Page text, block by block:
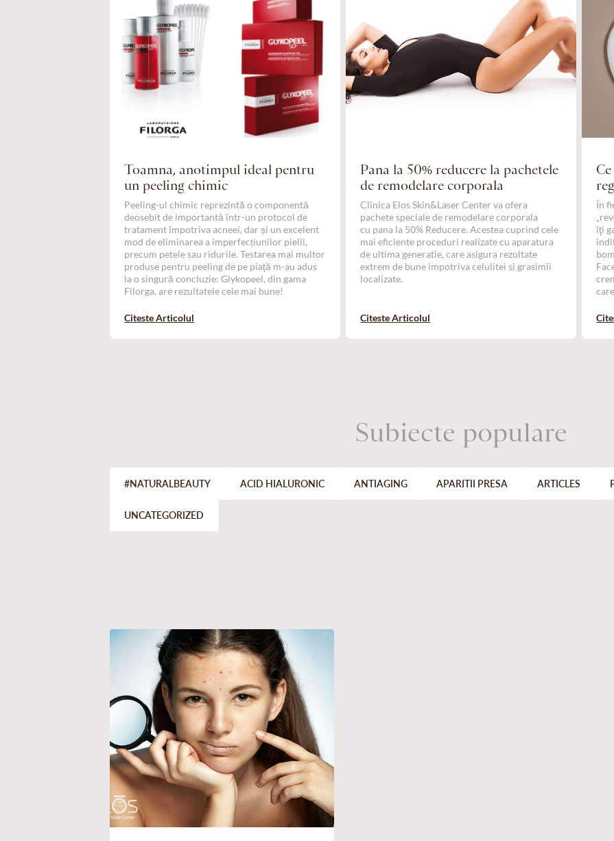
Toamna, anotimpul ideal pentru
un peeling chimic
Peeling-ul chimic reprezintă o componentă
deosebit de importantă într-un protocol de
tratament împotriva acneei, dar și un excelent
mod de eliminarea a imperfecțiunilor pielii,
precum petele sau ridurile. Testarea mai multor
produse pentru peeling de pe piață m-au adus
la o singură concluzie: Glykopeel, din gama
Filorga, are rezultatele cele mai bune!
Citeste Articolul
Pana la 50% reducere la pachetele
de remodelare corporala
Clinica Elos Skin&Laser Center va ofera
pachete speciale de remodelare corporala
cu pana la 50% Reducere. Acestea cuprind cele
mai eficiente proceduri realizate cu aparatura
de ultima generatie, care asigura rezultate
extrem de bune impotriva celulitei si grasimii
localizate.
Citeste Articolul
În
îţi
Subiecte populare
#NATURALBEAUTY ACID HIALURONIC ANTIAGING APARITII PRESA ARTICLES
UNCATEGORIZED